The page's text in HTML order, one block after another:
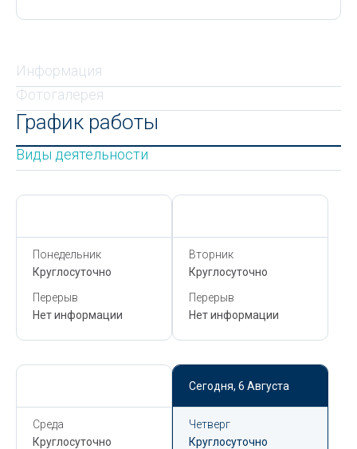
Информация
Фотогалерея
График работы
Виды деятельности
Понедельник
Круглосуточно
Перерыв
Нет информации
Вторник
Круглосуточно
Перерыв
Нет информации
Среда
Круглосуточно
Сегодня, 6 Августа
Четверг
Круглосуточно